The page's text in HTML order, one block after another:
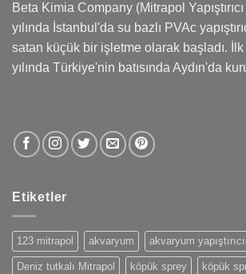
Beta Kimia Company (Mitrapol
yılında İstanbul'da su bazlı PVAc
satan küçük bir işletme olarak başladı. İlk
yılında Türkiye'nin batısında Aydın'da
Etiketler
123 mitrapol akvaryum akvaryum
Deniz tutkalı Mitrapol köpük sprey köpük